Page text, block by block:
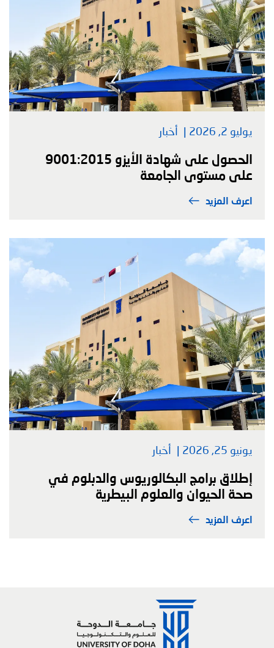
يوليو 2, 2026 أخبار
الحصول على شهادة الأيزو 9001:2015
على مستوى الجامعة
اعرف المزيد
يونيو 25, 2026 أخبار
إطلاق برامج البكالوريوس والدبلوم في
صحة الحيوان والعلوم البيطرية
اعرف المزيد